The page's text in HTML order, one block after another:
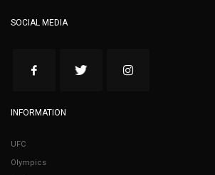
SOCIAL MEDIA
INFORMATION
UFC
Olympics